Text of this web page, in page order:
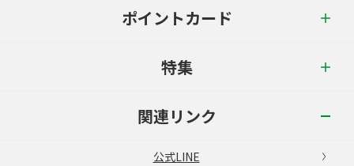
ポイントカード
特集
関連リンク
公式LINE